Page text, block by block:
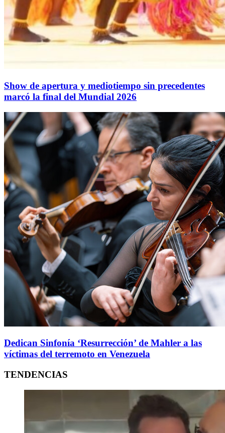
Show de apertura y mediotiempo sin precedentes
marcó la final del Mundial 2026
Dedican Sinfonía ‘Resurrección’ de Mahler a las
víctimas del terremoto en Venezuela
TENDENCIAS